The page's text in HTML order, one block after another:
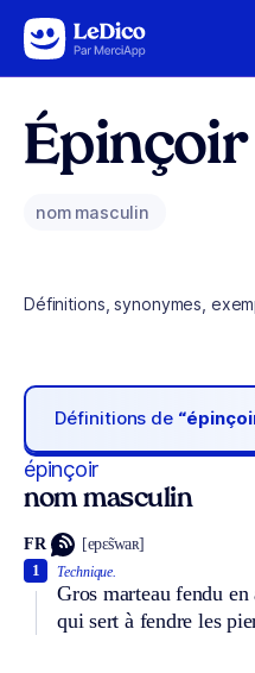
Aller au contenu
Épinçoir
nom masculin
Définitions, synonymes,
Définitions de
épinçoir
nom masculin
FR [epɛ̃swaʀ]
Technique.
Gros marteau fendu
qui sert à fendre les
1